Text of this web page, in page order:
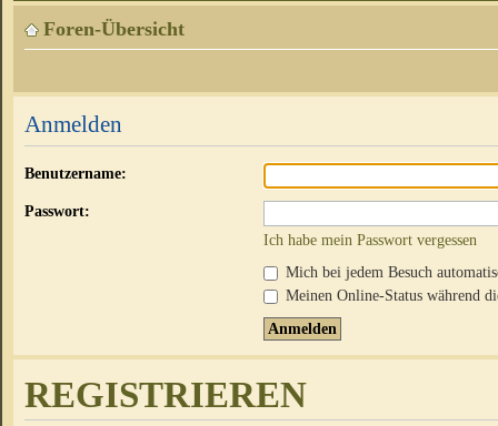
Foren-Übersicht
Anmelden
Benutzername:
Passwort:
Ich habe mein Passwort vergessen
Mich bei jedem Besuch
Meinen Online-Status während
REGISTRIEREN